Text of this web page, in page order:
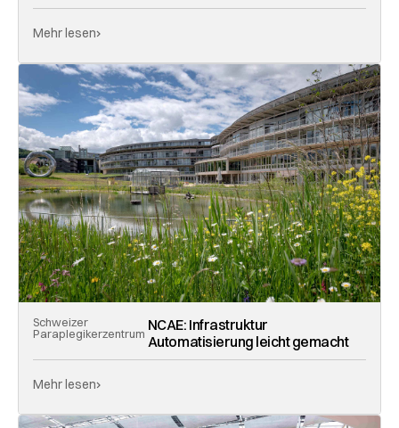
Mehr lesen
Schweizer
Paraplegikerzentrum NCAE: Infrastruktur
Automatisierung leicht gemacht
Mehr lesen